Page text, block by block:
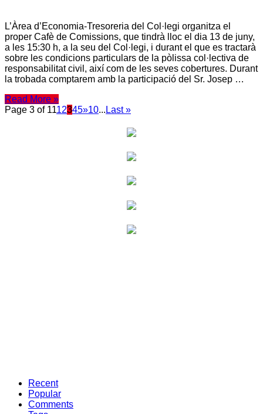
L’Àrea d’Economia-Tresoreria del Col·legi organitza el
proper Cafè de Comissions, que tindrà lloc el dia 13 de juny,
a les 15:30 h, a la seu del Col·legi, i durant el que es tractarà
sobre les condicions particulars de la pòlissa col·lectiva de
responsabilitat civil, així com de les seves cobertures. Durant
la trobada comptarem amb la participació del Sr. Josep …
Read More »
Page 3 of 1112345»10... Last »
Recent
Popular
Comments